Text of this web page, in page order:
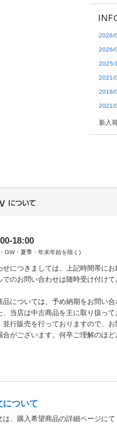
2026/
2026/
2025/
2021/
2018/
2021/
新入
18:00
GW・夏季・年末年始を除く)
せにつきましては、上記時間帯に
でのお問い合わせは随時受け付けて
品については、予め納期をお問い
、当店は中古商品を主に取り扱っ
並行販売を行っておりますので、
合がございます。何卒ご理解のほど
について
は、購入希望商品の詳細ページにて